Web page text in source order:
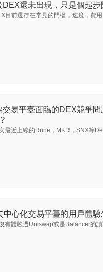
DEX還未出現，只是個起
目前還存在常見的門檻，速度，費
交易平臺面臨的DEX競爭
最近上線的Rune，MKR，SNX等
中心化交易平臺的用戶體驗
有體驗過Uniswap或是Balancer的